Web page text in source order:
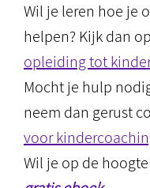
Wil je leren hoe je
helpen? Kijk dan
opleiding tot
Mocht je hulp
neem dan gerust
voor
Wil je op de